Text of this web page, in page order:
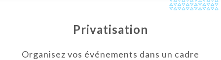
Privatisation
Organisez vos événements dans un cadre